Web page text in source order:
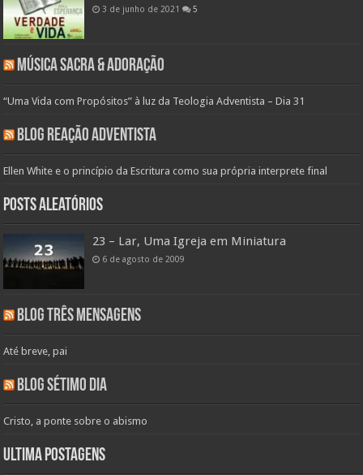
3 de junho de 2021 5
Música Sacra & Adoração
“Uma Vida com Propósitos” à luz da Teologia Adventista – Dia 31
Blog Reação Adventista
Ellen White e o princípio da Escritura como sua própria interprete final
Posts aleatórios
23 – Lar, Uma Igreja em Miniatura
6 de agosto de 2009
Blog Três Mensagens
Até breve, pai
Blog Sétimo Dia
Cristo, a ponte sobre o abismo
Ultima Postagens